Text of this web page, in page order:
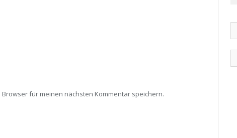
für meinen nächsten Kommentar speichern.